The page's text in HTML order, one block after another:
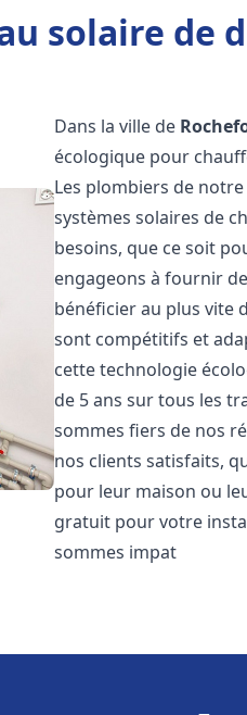
solaire de
Dans la ville de
écologique pour
Les plombiers de
systèmes solaires de
besoins, que ce soit
engageons à fournir
bénéficier au plus vite
sont compétitifs et
cette technologie
de 5 ans sur tous les
sommes fiers de nos
nos clients satisfaits,
pour leur maison ou
gratuit pour votre
sommes impat